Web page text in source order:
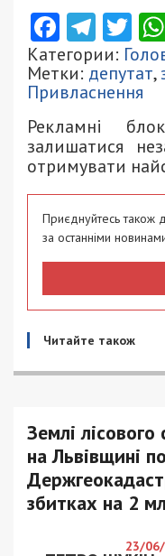
Категории:
Метки: депутат,
Привласнення
Рекламні
залишатися
отримувати
Приєднуйтесь також
за останніми
Читайте також
Землі
на Львівщині
збитках на 2
23/